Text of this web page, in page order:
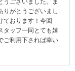
うございました。ま
りがとうございまし
ております！今回
タッフ一同とても嬉
ご利用下されば幸い